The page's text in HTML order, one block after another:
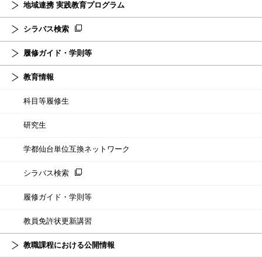
地域連携 実践教育プログラム
シラバス検索
履修ガイド・学則等
教育情報
科目等履修生
研究生
学都仙台単位互換ネットワーク
シラバス検索
履修ガイド・学則等
教員免許状更新講習
教職課程における公開情報